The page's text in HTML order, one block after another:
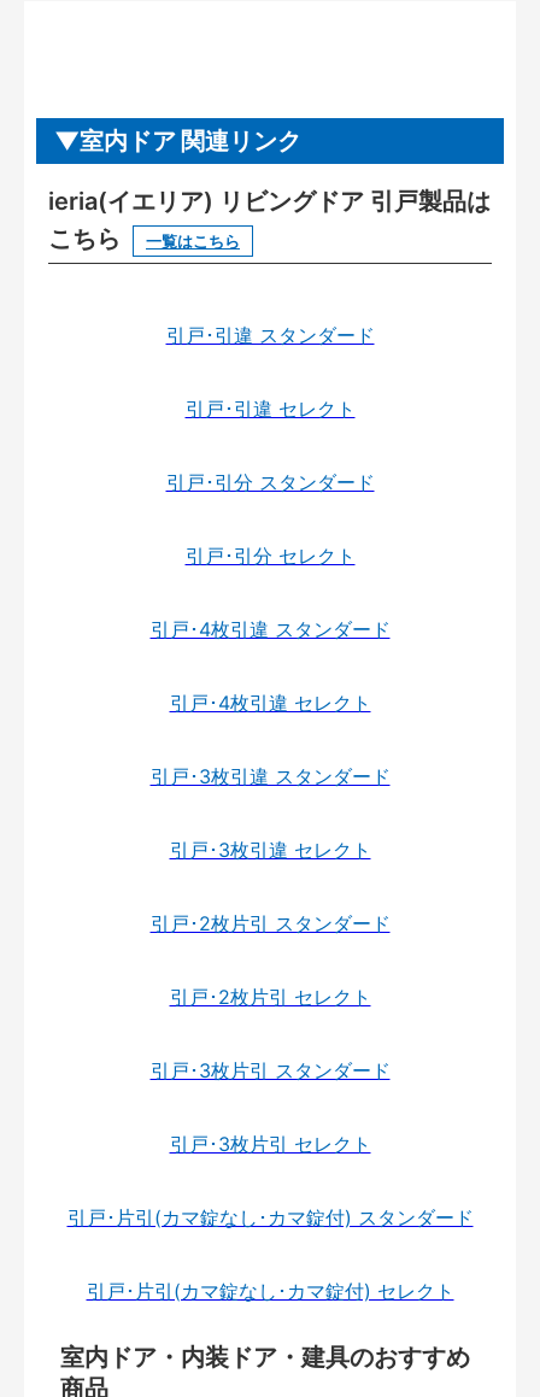
室内ドア 関連リンク
ieria(イエリア) リビングドア 引戸製品は
こちら
一覧はこちら
引戸･引違 スタンダード
引戸･引違 セレクト
引戸･引分 スタンダード
引戸･引分 セレクト
引戸･4枚引違 スタンダード
引戸･4枚引違 セレクト
引戸･3枚引違 スタンダード
引戸･3枚引違 セレクト
引戸･2枚片引 スタンダード
引戸･2枚片引 セレクト
引戸･3枚片引 スタンダード
引戸･3枚片引 セレクト
引戸･片引(カマ錠なし･カマ錠付) スタンダード
引戸･片引(カマ錠なし･カマ錠付) セレクト
室内ドア・内装ドア・建具のおすすめ
商品